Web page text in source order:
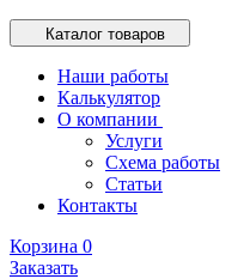
Каталог товаров
Наши работы
Калькулятор
О компании
Услуги
Схема работы
Статьи
Контакты
Корзина 0
Заказать